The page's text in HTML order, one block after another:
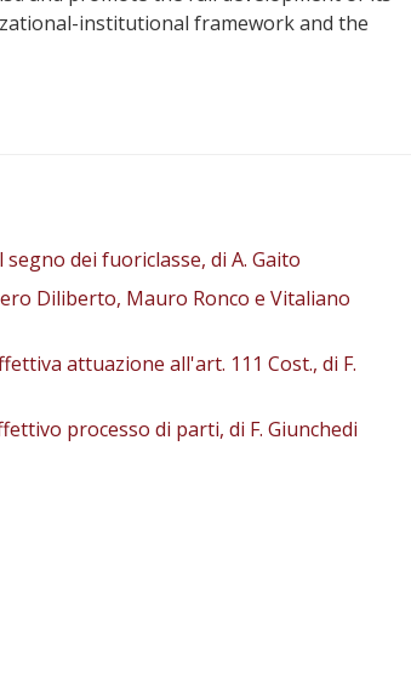
institutional framework and the
dei fuoriclasse, di A. Gaito
Diliberto, Mauro Ronco e Vitaliano
attuazione all'art. 111 Cost., di F.
processo di parti, di F. Giunchedi